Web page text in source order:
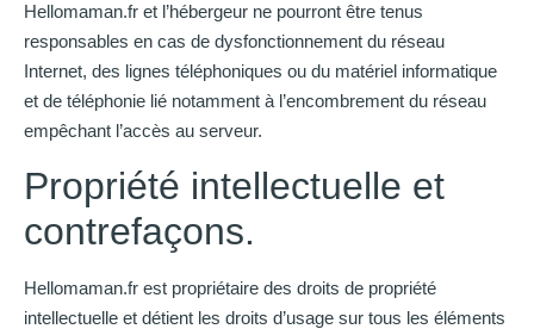
Hellomaman.fr et l’hébergeur ne pourront être tenus
responsables en cas de dysfonctionnement du réseau
Internet, des lignes téléphoniques ou du matériel informatique
et de téléphonie lié notamment à l’encombrement du réseau
empêchant l’accès au serveur.
Propriété intellectuelle et
contrefaçons.
Hellomaman.fr est propriétaire des droits de propriété
intellectuelle et détient les droits d’usage sur tous les éléments